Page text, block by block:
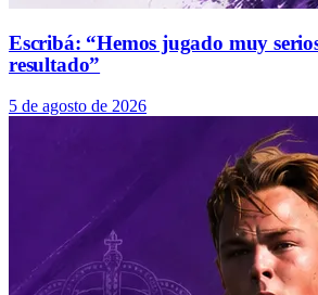
Escribá: “Hemos jugado muy
resultado”
5 de agosto de 2026